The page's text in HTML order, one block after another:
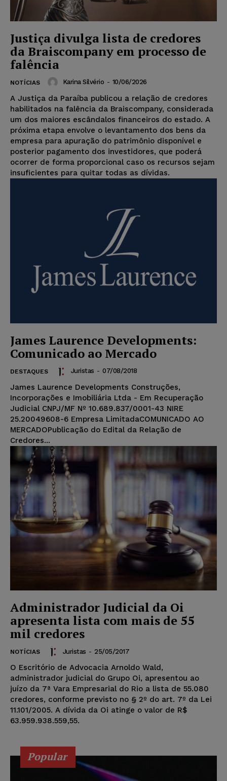
Justiça divulga lista de credores
da Braiscompany em processo de
falência
NOTÍCIAS Karina Silvério - 10/06/2026
A Justiça da Paraíba publicou a relação de credores
habilitados na falência da Braiscompany, considerada
um dos maiores escândalos financeiros do estado. A
próxima etapa envolve o levantamento dos bens da
empresa para apuração do patrimônio disponível e
posterior pagamento dos investidores, que poderá
ocorrer de forma proporcional caso os recursos sejam
insuficientes para quitar todas as dívidas.
James Laurence Developments:
Comunicado ao Mercado
DESTAQUES Juristas - 07/08/2018
James Laurence Developments Construções,
Incorporações e Imobiliária Ltda - Em Recuperação
Judicial CNPJ/MF Nº 10.689.837/0001-43 NIRE
25.20049608-6 Empresa LimitadaCOMUNICADO AO
MERCADOPublicação do Edital da Relação de
Credores...
Administrador Judicial da Oi
apresenta lista com mais de 55
mil credores
NOTÍCIAS Juristas - 25/05/2017
O Escritório de Advocacia Arnoldo Wald,
administrador judicial do Grupo Oi, apresentou ao
juízo da 7ª Vara Empresarial do Rio a lista de 55.080
credores, conforme previsto no § 2º do art. 7º da Lei
11.101/2005. A dívida da Oi atinge o valor de R$
63.959.938.559,55.
Popular